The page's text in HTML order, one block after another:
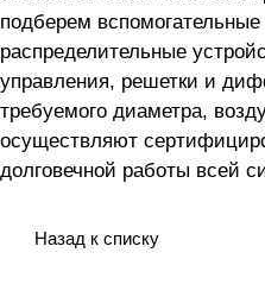
подберем
распределительные
управления, решетки и
требуемого диаметра,
осуществляют
долговечной работы всей
Назад к списку